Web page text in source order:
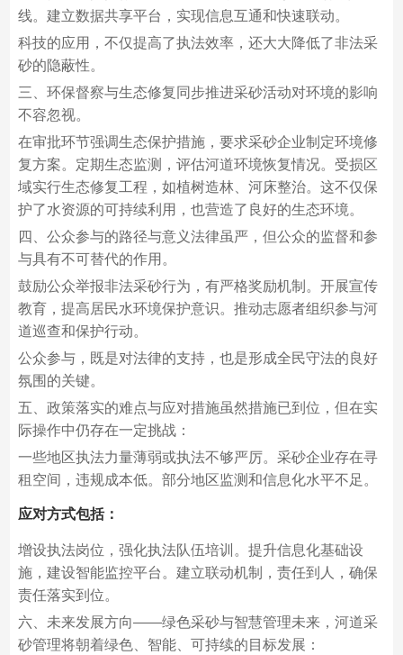
线。建立数据共享平台，实现信息互通和快速联动。
科技的应用，不仅提高了执法效率，还大大降低了非法采
砂的隐蔽性。
三、环保督察与生态修复同步推进采砂活动对环境的影响
不容忽视。
在审批环节强调生态保护措施，要求采砂企业制定环境修
复方案。定期生态监测，评估河道环境恢复情况。受损区
域实行生态修复工程，如植树造林、河床整治。这不仅保
护了水资源的可持续利用，也营造了良好的生态环境。
四、公众参与的路径与意义法律虽严，但公众的监督和参
与具有不可替代的作用。
鼓励公众举报非法采砂行为，有严格奖励机制。开展宣传
教育，提高居民水环境保护意识。推动志愿者组织参与河
道巡查和保护行动。
公众参与，既是对法律的支持，也是形成全民守法的良好
氛围的关键。
五、政策落实的难点与应对措施虽然措施已到位，但在实
际操作中仍存在一定挑战：
一些地区执法力量薄弱或执法不够严厉。采砂企业存在寻
租空间，违规成本低。部分地区监测和信息化水平不足。
应对方式包括：
增设执法岗位，强化执法队伍培训。提升信息化基础设
施，建设智能监控平台。建立联动机制，责任到人，确保
责任落实到位。
六、未来发展方向——绿色采砂与智慧管理未来，河道采
砂管理将朝着绿色、智能、可持续的目标发展：